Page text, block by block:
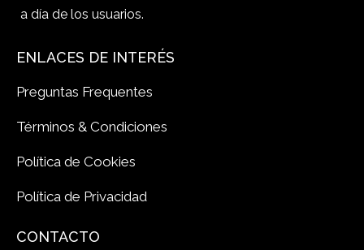
a día de los usuarios.
ENLACES DE INTERÉS
Preguntas Frequentes
Términos & Condiciones
Política de Cookies
Política de Privacidad
CONTACTO